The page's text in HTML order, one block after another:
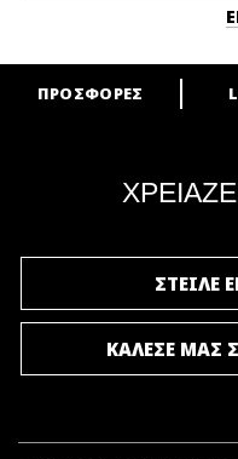
ARE YOU A M·A·C
ΠΡΟΣΦΟΡΕΣ
ΣΤΕΙΛΕ
ΚΑΛΕΣΕ ΜΑΣ